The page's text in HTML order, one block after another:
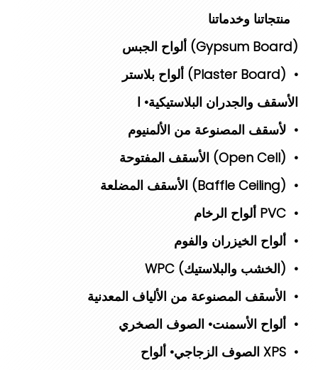
ألواح الجبس (Gypsum Board)
ألواح بلاستر (Plaster Board) •
الأسقف والجدران البلاستيكية • ا
لأسقف المصنوعة من الألمنيوم •
الأسقف المفتوحة (Open Cell) •
الأسقف المضلعة (Baffle Ceiling) •
ألواح الرخام PVC •
ألواح الخيزران والفوم •
WPC (الخشب والبلاستيك) •
الأسقف المصنوعة من الألياف المعدنية •
ألواح الأسمنت • الصوف الصخري •
الصوف الزجاجي • ألواح XPS •